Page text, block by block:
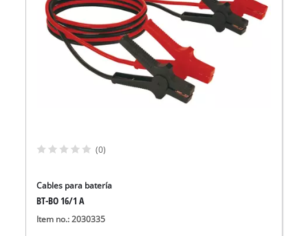
(0)
Cables para batería
BT-BO 16/1 A
Item no.: 2030335